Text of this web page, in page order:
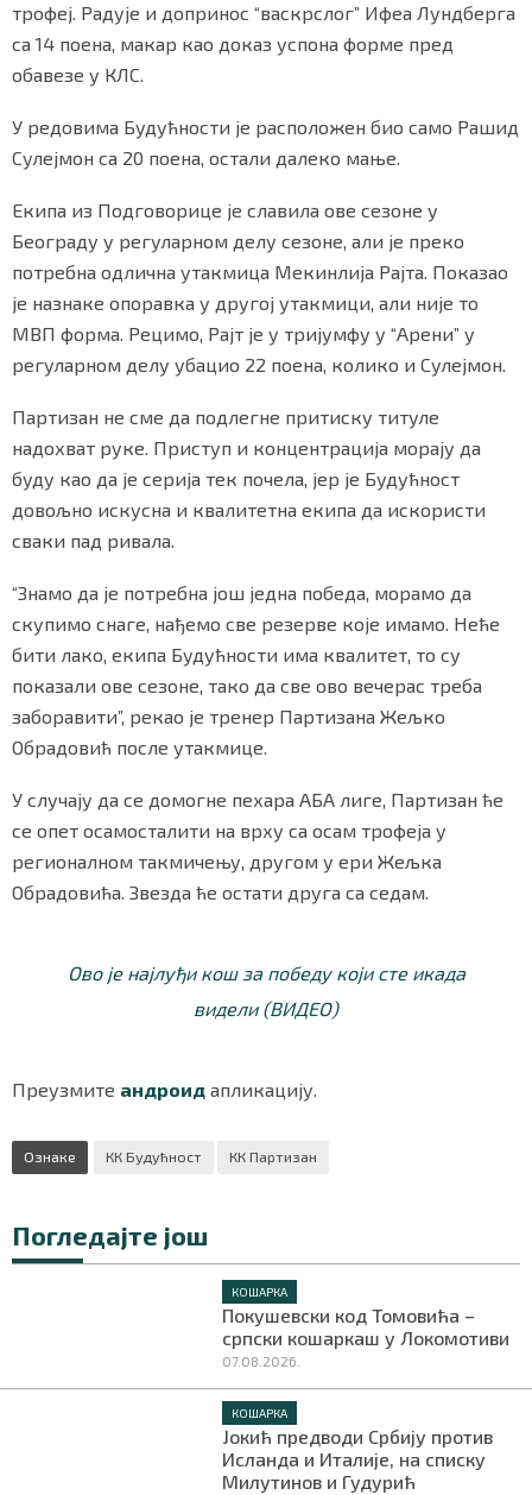
трофеј. Радује и допринос “васкрслог” Ифеа Лундберга
са 14 поена, макар као доказ успона форме пред
обавезе у КЛС.
У редовима Будућности је расположен био само Рашид
Сулејмон са 20 поена, остали далеко мање.
Екипа из Подговорице је славила ове сезоне у
Београду у регуларном делу сезоне, али је преко
потребна одлична утакмица Мекинлија Рајта. Показао
је назнаке опоравка у другој утакмици, али није то
МВП форма. Рецимо, Рајт је у тријумфу у “Арени” у
регуларном делу убацио 22 поена, колико и Сулејмон.
Партизан не сме да подлегне притиску титуле
надохват руке. Приступ и концентрација морају да
буду као да је серија тек почела, јер је Будућност
довољно искусна и квалитетна екипа да искористи
сваки пад ривала.
“Знамо да је потребна још једна победа, морамо да
скупимо снаге, нађемо све резерве које имамо. Неће
бити лако, екипа Будућности има квалитет, то су
показали ове сезоне, тако да све ово вечерас треба
заборавити”, рекао је тренер Партизана Жељко
Обрадовић после утакмице.
У случају да се домогне пехара АБА лиге, Партизан ће
се опет осамосталити на врху са осам трофеја у
регионалном такмичењу, другом у ери Жељка
Обрадовића. Звезда ће остати друга са седам.
Ово је најлуђи кош за победу који сте икада
видели (ВИДЕО)
Преузмите андроид апликацију.
Ознаке КК Будућност КК Партизан
Погледајте још
КОШАРКА
Покушевски код Томовића –
српски кошаркаш у Локомотиви
07.08.2026.
КОШАРКА
Јокић предводи Србију против
Исланда и Италије, на списку
Милутинов и Гудурић